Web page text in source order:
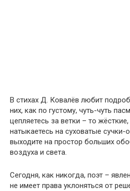
В стихах Д. Ковалёв любит
них, как пo густому, чуть-чуть
цепляетесь за ветки – то
натыкаетесь на суховатые
выходите на простор больших
воздуха и света.
Сегодня, как никогда, поэт –
не имеет права уклоняться от